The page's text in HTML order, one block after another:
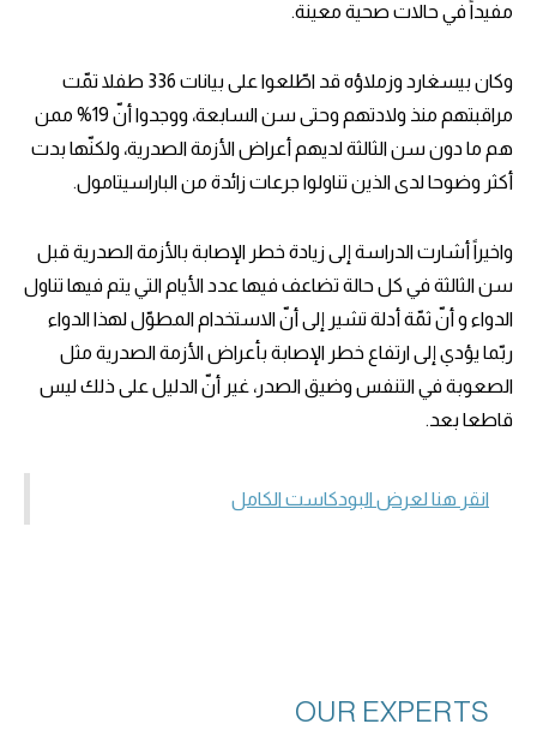
مفيداً في حالات صحية معينة.
وكان بيسغارد وزملاؤه قد اطّلعوا على بيانات 336 طفلا تمّت
مراقبتهم منذ ولادتهم وحتى سن السابعة، ووجدوا أنّ 19% ممن
هم ما دون سن الثالثة لديهم أعراض الأزمة الصدرية، ولكنّها بدت
أكثر وضوحا لدى الذين تناولوا جرعات زائدة من الباراسيتامول.
واخيراً أشارت الدراسة إلى زيادة خطر الإصابة بالأزمة الصدرية قبل
سن الثالثة في كل حالة تضاعف فيها عدد الأيام التي يتم فيها تناول
الدواء و أنّ ثمّة أدلة تشير إلى أنّ الاستخدام المطوّل لهذا الدواء
ربّما يؤدي إلى ارتفاع خطر الإصابة بأعراض الأزمة الصدرية مثل
الصعوبة في التنفس وضيق الصدر، غير أنّ الدليل على ذلك ليس
قاطعا بعد.
انقر هنا لعرض البودكاست الكامل
OUR EXPERTS